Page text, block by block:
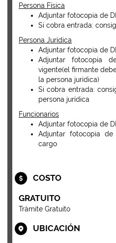
Persona Física
Adjuntar fotocopia de
Si cobra entrada:
Persona Jurídica
Adjuntar fotocopia de
Adjuntar fotocopia
vigente(el firmante
la persona jurídica)
Si cobra entrada:
persona jurídica
Funcionarios
Adjuntar fotocopia de
Adjuntar fotocopia
cargo
COSTO
GRATUITO
Trámite Gratuito
UBICACIÓN